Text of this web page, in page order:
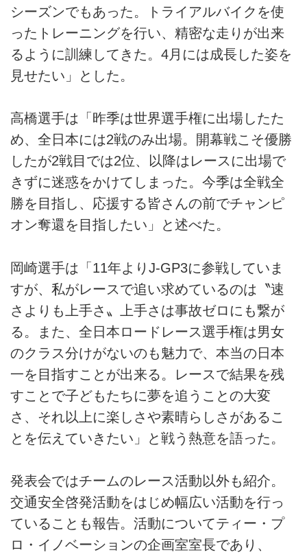
シーズンでもあった。トライアルバイクを使
ったトレーニングを行い、精密な走りが出来
るように訓練してきた。4月には成長した姿を
見せたい」とした。
高橋選手は「昨季は世界選手権に出場したた
め、全日本には2戦のみ出場。開幕戦こそ優勝
したが2戦目では2位、以降はレースに出場で
きずに迷惑をかけてしまった。今季は全戦全
勝を目指し、応援する皆さんの前でチャンピ
オン奪還を目指したい」と述べた。
岡崎選手は「11年よりJ-GP3に参戦していま
すが、私がレースで追い求めているのは〝速
さよりも上手さ〟上手さは事故ゼロにも繋が
る。また、全日本ロードレース選手権は男女
のクラス分けがないのも魅力で、本当の日本
一を目指すことが出来る。レースで結果を残
すことで子どもたちに夢を追うことの大変
さ、それ以上に楽しさや素晴らしさがあるこ
とを伝えていきたい」と戦う熱意を語った。
発表会ではチームのレース活動以外も紹介。
交通安全啓発活動をはじめ幅広い活動を行っ
ていることも報告。活動についてティー・プ
ロ・イノベーションの企画室室長であり、